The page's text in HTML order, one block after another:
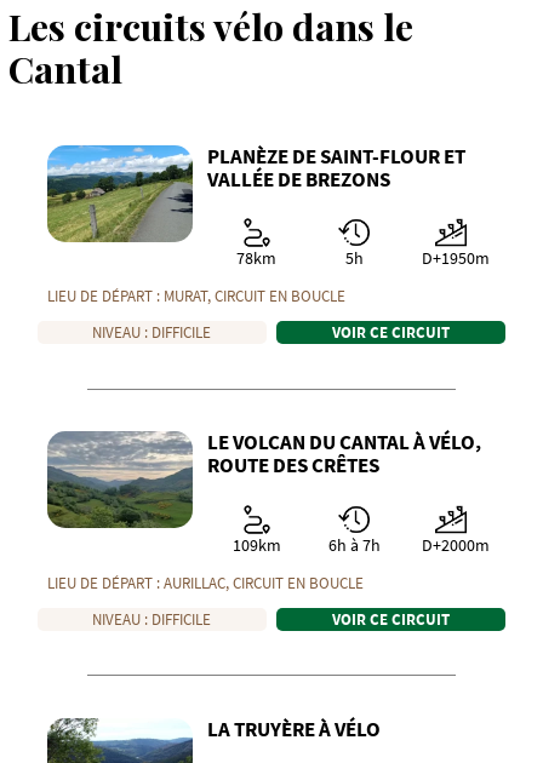
Les circuits vélo dans le
Cantal
PLANÈZE DE SAINT-FLOUR ET
VALLÉE DE BREZONS
78km 5h D+1950m
LIEU DE DÉPART : MURAT, CIRCUIT EN BOUCLE
NIVEAU : DIFFICILE VOIR CE CIRCUIT
LE VOLCAN DU CANTAL À VÉLO,
ROUTE DES CRÊTES
109km 6h à 7h D+2000m
LIEU DE DÉPART :AURILLAC, CIRCUIT EN BOUCLE
NIVEAU : DIFFICILE VOIR CE CIRCUIT
LA TRUYÈRE À VÉLO